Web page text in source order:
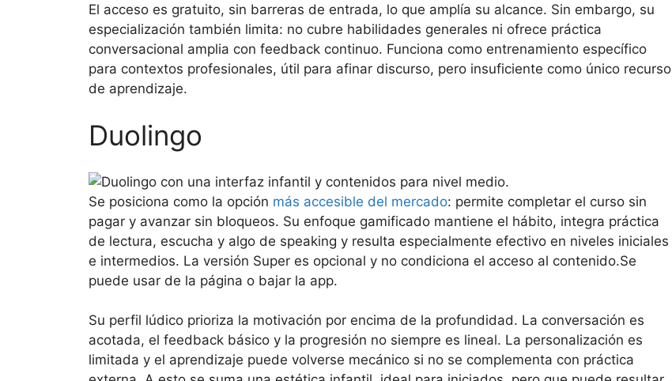
El acceso es gratuito, sin barreras de entrada, lo que amplía su alcance. Sin embargo, su
especialización también limita: no cubre habilidades generales ni ofrece práctica
conversacional amplia con feedback continuo. Funciona como entrenamiento específico
para contextos profesionales, útil para afinar discurso, pero insuficiente como único recurso
de aprendizaje.
Duolingo
Se posiciona como la opción más accesible del mercado: permite completar el curso sin
pagar y avanzar sin bloqueos. Su enfoque gamificado mantiene el hábito, integra práctica
de lectura, escucha y algo de speaking y resulta especialmente efectivo en niveles iniciales
e intermedios. La versión Super es opcional y no condiciona el acceso al contenido.Se
puede usar de la página o bajar la app.
Su perfil lúdico prioriza la motivación por encima de la profundidad. La conversación es
acotada, el feedback básico y la progresión no siempre es lineal. La personalización es
limitada y el aprendizaje puede volverse mecánico si no se complementa con práctica